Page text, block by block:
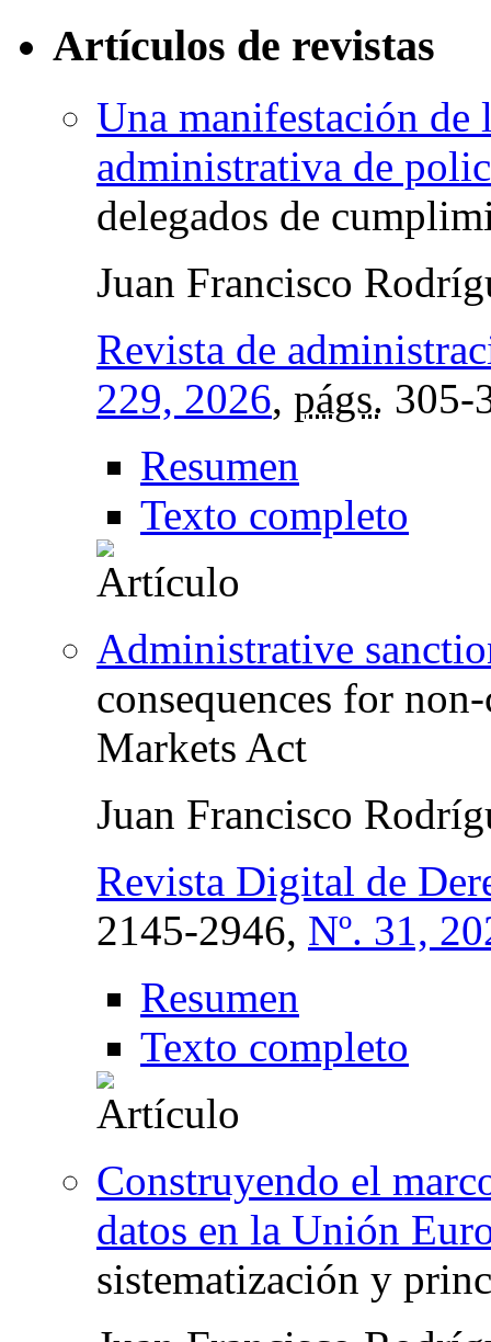
Artículos de revistas
Una manifestación
administrativa de
delegados de
Juan Francisco
Revista de
229, 2026, págs. 305-
Resumen
Texto completo
Administrative
consequences for
Markets Act
Juan Francisco
Revista Digital de
2145-2946, Nº. 31,
Resumen
Texto completo
Construyendo el
datos en la Unión
sistematización y